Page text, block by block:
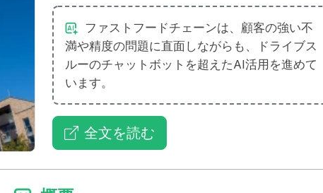
ファストフードチェーンは、顧客の強い不
満や精度の問題に直面しながらも、ドライブス
ルーのチャットボットを超えたAI活用を進めて
います。
全文を読む